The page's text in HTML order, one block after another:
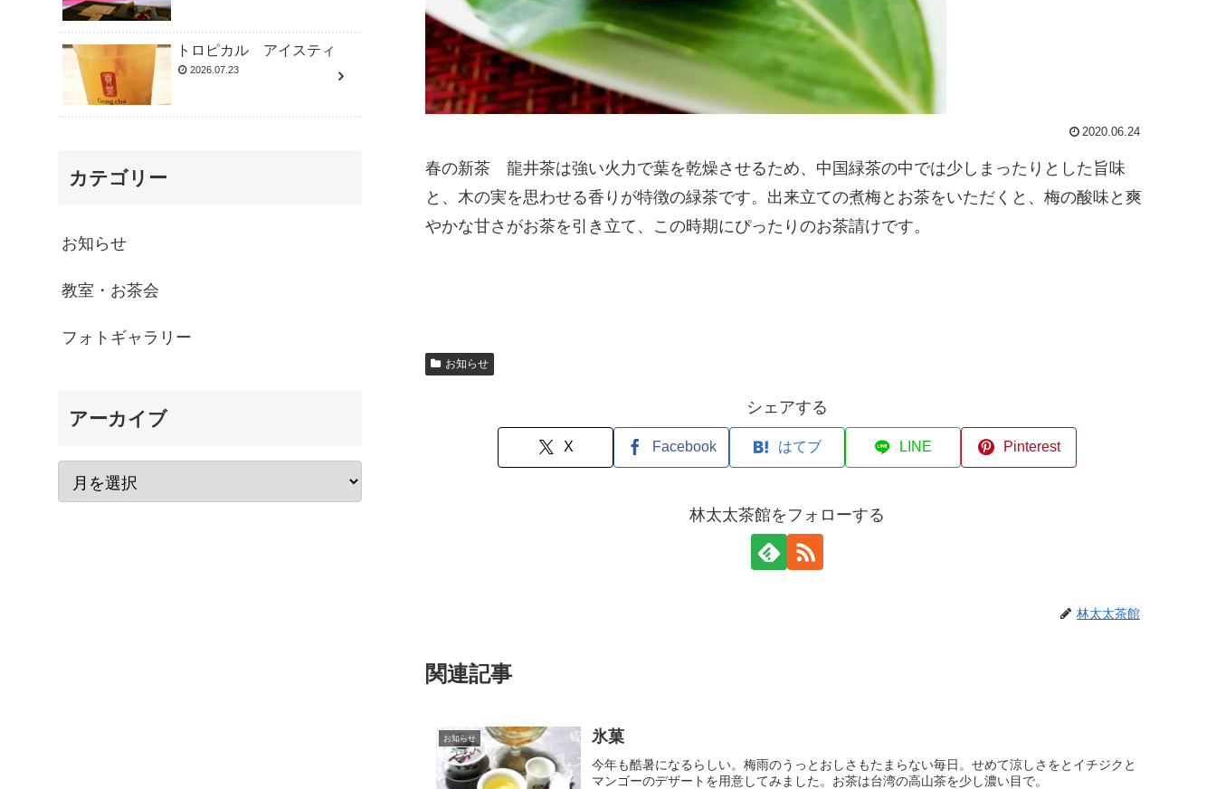
2020.06.24
春の新茶 龍井茶は強い火力で葉を乾燥させるため、中国緑茶の中では少しまったりとした旨味
と、木の実を思わせる香りが特徴の緑茶です。出来立ての煮梅とお茶をいただくと、梅の酸味と爽
やかな甘さがお茶を引き立て、この時期にぴったりのお茶請けです。
お知らせ
シェアする
X Facebook はてブ LINE Pinterest
林太太茶館をフォローする
林太太茶館
関連記事
お知らせ 氷菓
今年も酷暑になるらしい。梅雨のうっとおしさもたまらない毎日。せめて涼しさをとイチジクと
マンゴーのデザートを用意してみました。お茶は台湾の高山茶を少し濃い目で。
トロピカル アイスティ
2026.07.23
カテゴリー
お知らせ
教室・お茶会
フォトギャラリー
アーカイブ